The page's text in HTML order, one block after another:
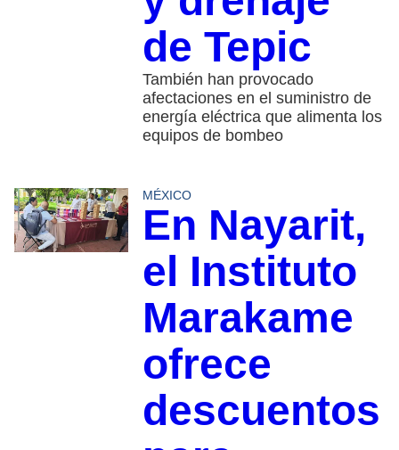
de Tepic
También han provocado
afectaciones en el suministro de
energía eléctrica que alimenta los
equipos de bombeo
MÉXICO
En Nayarit,
el Instituto
Marakame
ofrece
descuentos